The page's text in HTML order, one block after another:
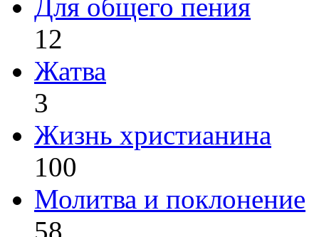
Для общего пения
12
Жатва
3
Жизнь христианина
100
Молитва и поклонение
58